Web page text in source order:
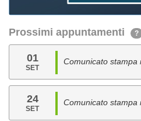
Prossimi appuntamenti ?
01
SET
Comunicato stampa
24
SET
Comunicato stampa